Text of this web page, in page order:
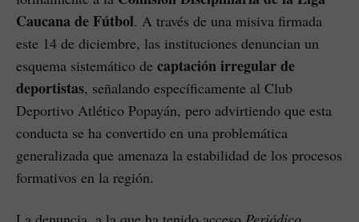
Caucana de Fútbol. A través de una misiva firmada
este 14 de diciembre, las instituciones denuncian un
esquema sistemático de captación irregular de
deportistas, señalando específicamente al Club
Deportivo Atlético Popayán, pero advirtiendo que esta
conducta se ha convertido en una problemática
generalizada que amenaza la estabilidad de los procesos
formativos en la región.